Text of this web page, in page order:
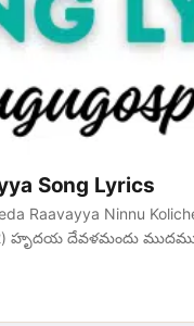
Song Lyrics
Raavayya Ninnu
దేవళమందు